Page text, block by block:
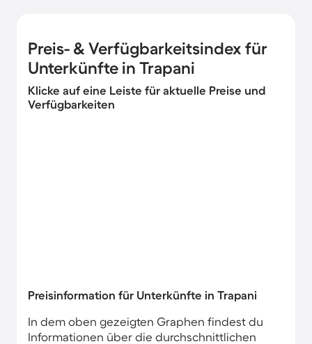
Preis- & Verfügbarkeitsindex für
Unterkünfte in Trapani
Klicke auf eine Leiste für aktuelle Preise und
Verfügbarkeiten
Preisinformation für Unterkünfte in Trapani
In dem oben gezeigten Graphen findest du
Informationen über die durchschnittlichen